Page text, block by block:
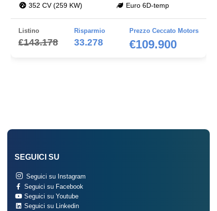
352 CV (259 KW)
Euro 6D-temp
Listino
€143.178
Risparmio
33.278
Prezzo Ceccato Motors
€109.900
SEGUICI SU
Seguici su Instagram
Seguici su Facebook
Seguici su Youtube
Seguici su Linkedin